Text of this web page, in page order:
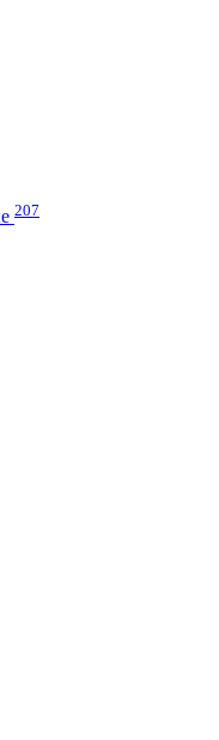
207